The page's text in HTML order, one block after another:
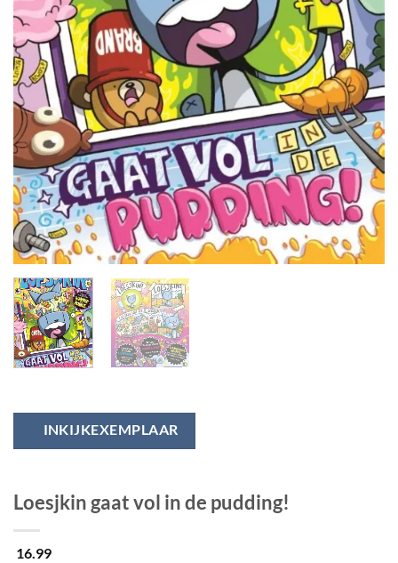
INKIJKEXEMPLAAR
Loesjkin gaat vol in de pudding!
16.99